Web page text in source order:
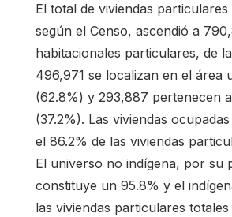
El total de viviendas
según el Censo, ascendió a
habitacionales particulares, de
496,971 se localizan en el área
(62.8%) y 293,887 pertenecen
(37.2%). Las viviendas
el 86.2% de las viviendas
El universo no indígena, por su
constituye un 95.8% y el
las viviendas particulares totales